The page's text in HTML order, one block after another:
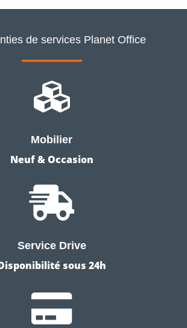
de services Planet Office

Mobilier
Neuf & Occasion

Service Drive
sous 24h
